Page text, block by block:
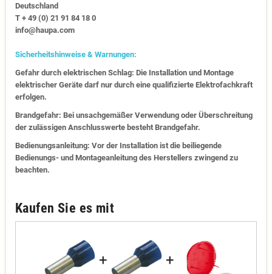
Deutschland
T + 49 (0) 21 91 84 18 0
info@haupa.com
Sicherheitshinweise & Warnungen:
Gefahr durch elektrischen Schlag: Die Installation und Montage
elektrischer Geräte darf nur durch eine qualifizierte Elektrofachkraft
erfolgen.
Brandgefahr: Bei unsachgemäßer Verwendung oder Überschreitung
der zulässigen Anschlusswerte besteht Brandgefahr.
Bedienungsanleitung: Vor der Installation ist die beiliegende
Bedienungs- und Montageanleitung des Herstellers zwingend zu
beachten.
Kaufen Sie es mit
+ +